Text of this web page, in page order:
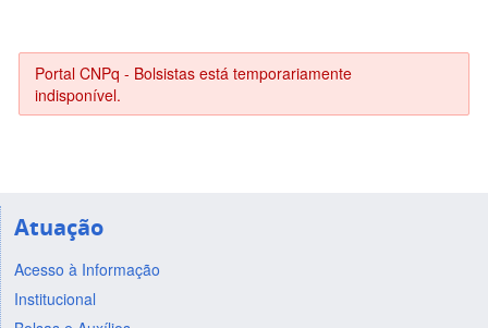
Portal CNPq - Bolsistas está temporariamente
indisponível.
Atuação
Acesso à Informação
Institucional